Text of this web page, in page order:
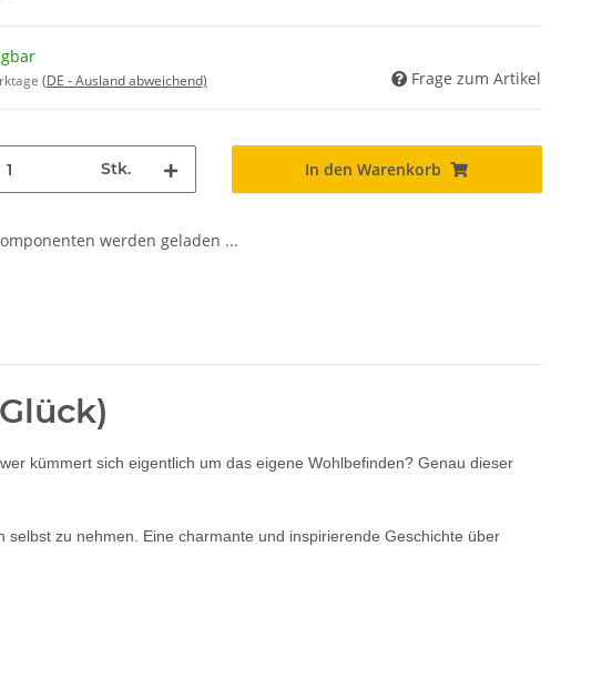
(DE - Ausland abweichend) Frage zum Artikel
Stk. In den Warenkorb
werden geladen ...
kümmert sich eigentlich um das eigene Wohlbefinden? Genau dieser
zu nehmen. Eine charmante und inspirierende Geschichte über